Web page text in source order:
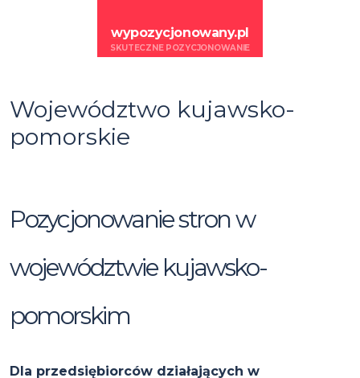
wypozycjonowany.pl
SKUTECZNE POZYCJONOWANIE
Województwo kujawsko-
pomorskie
Pozycjonowanie stron w
województwie kujawsko-
pomorskim
Dla przedsiębiorców działających w